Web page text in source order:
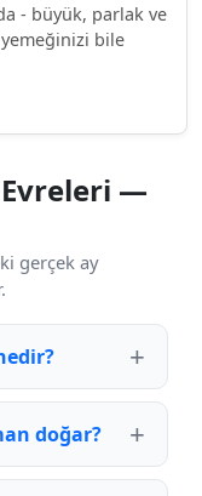
- büyük, parlak ve
yemeğinizi bile
—
gerçek ay
doğar?